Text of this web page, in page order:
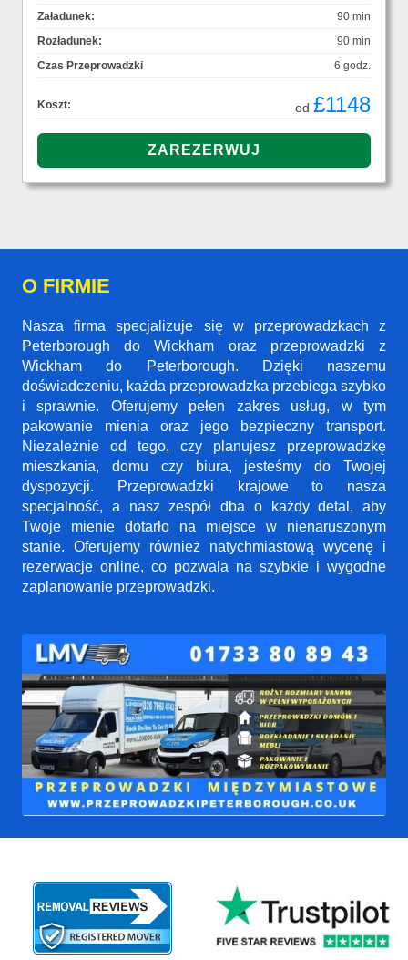
Załadunek:
90 min
Rozładunek:
90 min
Czas Przeprowadzki
6 godz.
Koszt: od £1148
O FIRMIE
Nasza firma specjalizuje się w przeprowadzkach z
Peterborough do Wickham oraz przeprowadzki z
Wickham do Peterborough. Dzięki naszemu
doświadczeniu, każda przeprowadzka przebiega szybko
i sprawnie. Oferujemy pełen zakres usług, w tym
pakowanie mienia oraz jego bezpieczny transport.
Niezależnie od tego, czy planujesz przeprowadzkę
mieszkania, domu czy biura, jesteśmy do Twojej
dyspozycji. Przeprowadzki krajowe to nasza
specjalność, a nasz zespół dba o każdy detal, aby
Twoje mienie dotarło na miejsce w nienaruszonym
stanie. Oferujemy również natychmiastową wycenę i
rezerwacje online, co pozwala na szybkie i wygodne
zaplanowanie przeprowadzki.